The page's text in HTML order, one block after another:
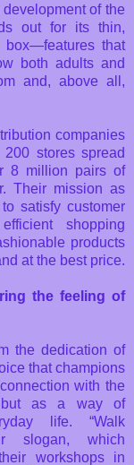
of the
out for its thin,
that
both adults and
and, above all,
companies
stores spread
8 million pairs of
Their mission as
satisfy customer
shopping
products
at the best price.
the feeling of
the dedication of
that champions
with the
but as a way of
life. “Walk
slogan, which
workshops in